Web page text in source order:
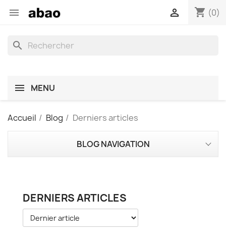
 shopping_cart (0)

search
MENU
Accueil Blog Derniers articles
BLOG NAVIGATION
DERNIERS ARTICLES